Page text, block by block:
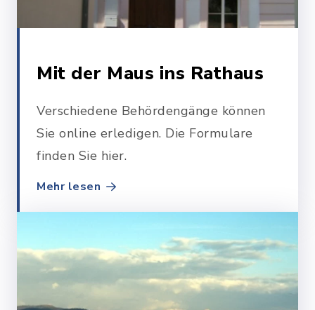
Mit der Maus ins Rathaus
Verschiedene Behördengänge können
Sie online erledigen. Die Formulare
finden Sie hier.
Mehr lesen